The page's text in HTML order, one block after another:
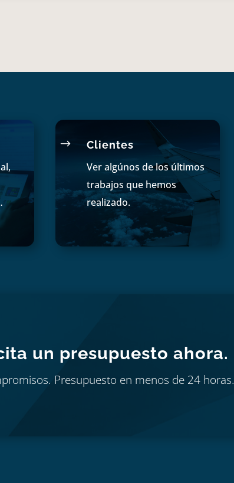
$ Clientes
Ver algúnos de los últimos
trabajos que hemos
realizado.
un presupuesto ahora.
Presupuesto en menos de 24 horas.